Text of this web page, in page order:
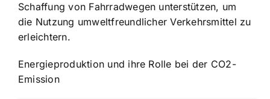
Schaffung von Fahrradwegen unterstützen, um
die Nutzung umweltfreundlicher Verkehrsmittel zu
erleichtern.
Energieproduktion und ihre Rolle bei der CO2-
Emission